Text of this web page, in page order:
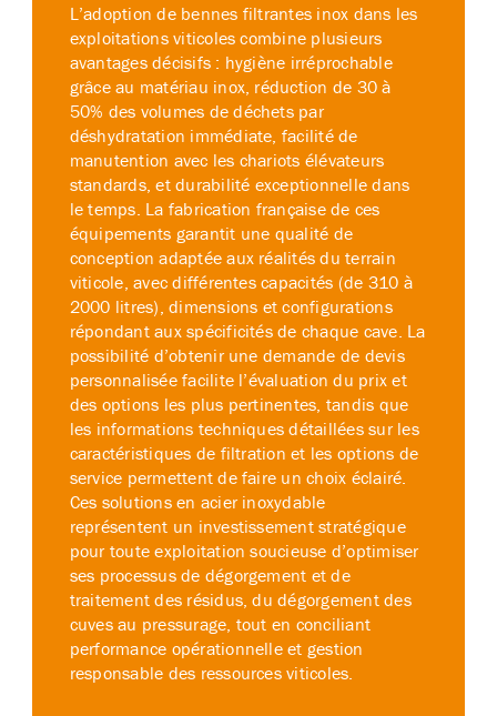
L’adoption de bennes filtrantes inox dans les
exploitations viticoles combine plusieurs
avantages décisifs : hygiène irréprochable
grâce au matériau inox, réduction de 30 à
50% des volumes de déchets par
déshydratation immédiate, facilité de
manutention avec les chariots élévateurs
standards, et durabilité exceptionnelle dans
le temps. La fabrication française de ces
équipements garantit une qualité de
conception adaptée aux réalités du terrain
viticole, avec différentes capacités (de 310 à
2000 litres), dimensions et configurations
répondant aux spécificités de chaque cave. La
possibilité d’obtenir une demande de devis
personnalisée facilite l’évaluation du prix et
des options les plus pertinentes, tandis que
les informations techniques détaillées sur les
caractéristiques de filtration et les options de
service permettent de faire un choix éclairé.
Ces solutions en acier inoxydable
représentent un investissement stratégique
pour toute exploitation soucieuse d’optimiser
ses processus de dégorgement et de
traitement des résidus, du dégorgement des
cuves au pressurage, tout en conciliant
performance opérationnelle et gestion
responsable des ressources viticoles.